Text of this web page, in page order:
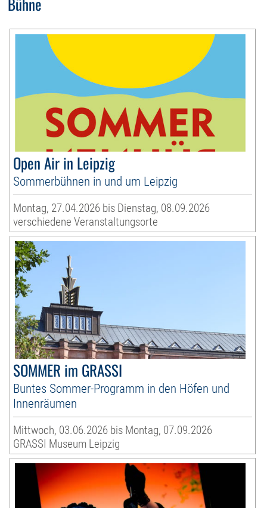
Open Air in Leipzig
Sommerbühnen in und um Leipzig
Montag, 27.04.2026 bis Dienstag, 08.09.2026
verschiedene Veranstaltungsorte
SOMMER im GRASSI
Buntes Sommer-Programm in den Höfen und
Innenräumen
Mittwoch, 03.06.2026 bis Montag, 07.09.2026
GRASSI Museum Leipzig